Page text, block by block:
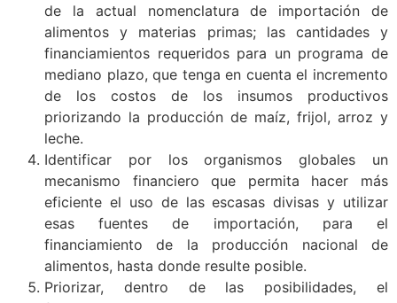
de la actual nomenclatura de importación de
alimentos y materias primas; las cantidades y
financiamientos requeridos para un programa de
mediano plazo, que tenga en cuenta el incremento
de los costos de los insumos productivos
priorizando la producción de maíz, frijol, arroz y
leche.
Identificar por los organismos globales un
mecanismo financiero que permita hacer más
eficiente el uso de las escasas divisas y utilizar
esas fuentes de importación, para el
financiamiento de la producción nacional de
alimentos, hasta donde resulte posible.
Priorizar, dentro de las posibilidades, el